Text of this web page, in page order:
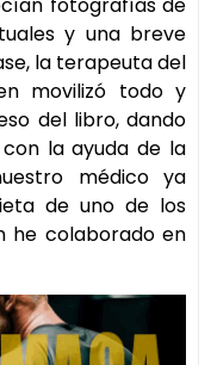
y una breve
la terapeuta del
movilizó todo y
del libro, dando
la ayuda de la
médico ya
de uno de los
he colaborado en